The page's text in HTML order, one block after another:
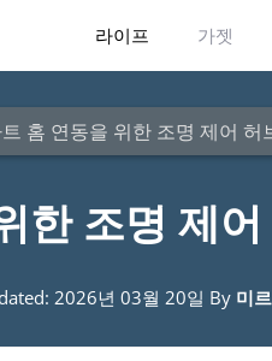
라이프 가젯
홈 연동을 위한 조명 제어 허
한 조명 제
2026년 03월 20일 By 미르